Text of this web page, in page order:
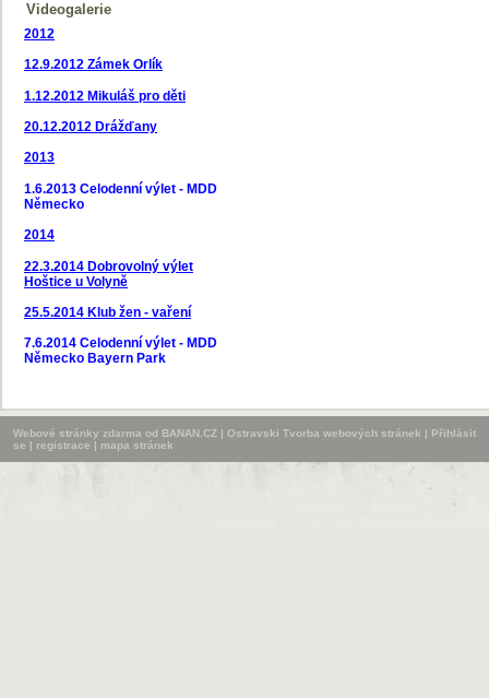
Videogalerie
2012
12.9.2012 Zámek Orlík
1.12.2012 Mikuláš pro děti
20.12.2012 Drážďany
2013
1.6.2013 Celodenní výlet - MDD
Německo
2014
22.3.2014 Dobrovolný výlet
Hoštice u Volyně
25.5.2014 Klub žen - vaření
7.6.2014 Celodenní výlet - MDD
Německo Bayern Park
Webové stránky zdarma od BANAN.CZ | Ostravski Tvorba webových stránek | Přihlásit
se | registrace | mapa stránek